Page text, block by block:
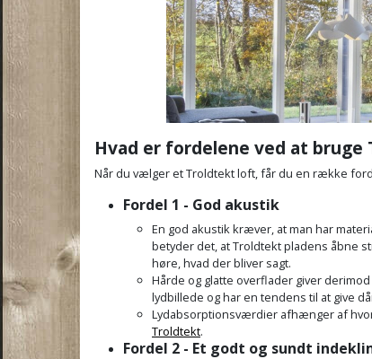
Hvad er fordelene ved at
Når du vælger et Troldtekt loft, får du en række
Fordel 1 - God akustik
En god akustik kræver, at man har
betyder det, at Troldtekt pladens åbne
høre, hvad der bliver sagt.
Hårde og glatte overflader giver
lydbillede og har en tendens til at give
Lydabsorptionsværdier afhænger af
Troldtekt.
Fordel 2 - Et godt og sundt